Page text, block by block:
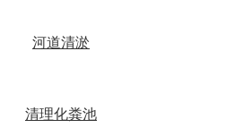
河道清淤
清理化粪池